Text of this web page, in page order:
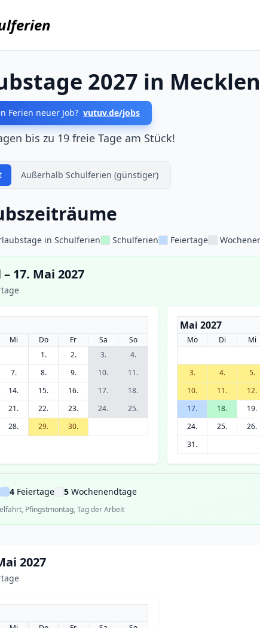
2027 in
Ferien neuer Job? vutuv.de/jobs
bis zu 19 freie Tage am Stück!
Außerhalb Schulferien (günstiger)
in Schulferien Schulferien Feiertage
17. Mai 2027
Mi Do Fr Sa
So
1.
2. 3.
4.
7. 8. 9. 10.
11.
14. 15. 16. 17.
18.
21. 22. 23. 24.
25.
28. 29. 30.
Mai 2027
Mo Di Mi
3.
4. 5.
10.
11. 12.
17.
18. 19.
24.
25. 26.
31.
4 Feiertage 5 Wochenendtage
Pfingstmontag, Tag der Arbeit
2027